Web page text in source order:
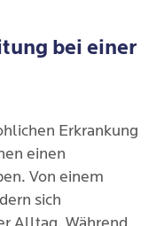
bei einer
Erkrankung
einen
Von einem
sich